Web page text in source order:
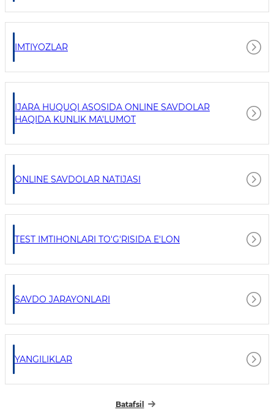
IMTIYOZLAR
IJARA HUQUQI ASOSIDA ONLINE SAVDOLAR
HAQIDA KUNLIK MA'LUMOT
ONLINE SAVDOLAR NATIJASI
TEST IMTIHONLARI TO'G'RISIDA E'LON
SAVDO JARAYONLARI
YANGILIKLAR
Batafsil